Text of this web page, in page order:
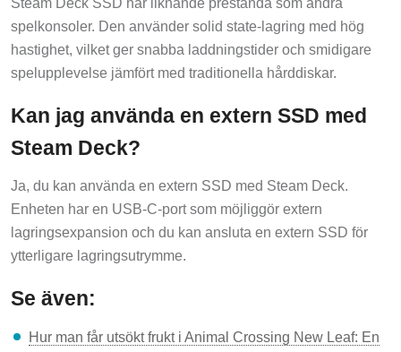
spelkonsoler. Den använder solid state-lagring med hög
hastighet, vilket ger snabba laddningstider och smidigare
spelupplevelse jämfört med traditionella hårddiskar.
Kan jag använda en extern SSD med
Steam Deck?
Ja, du kan använda en extern SSD med Steam Deck.
Enheten har en USB-C-port som möjliggör extern
lagringsexpansion och du kan ansluta en extern SSD för
ytterligare lagringsutrymme.
Se även:
Hur man får utsökt frukt i Animal Crossing New Leaf: En